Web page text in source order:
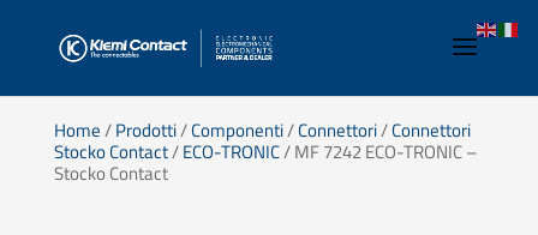
Home/Prodotti/Componenti/Connettori/Connettori
Stocko Contact/ECO-TRONIC/ MF 7242 ECO-TRONIC –
Stocko Contact